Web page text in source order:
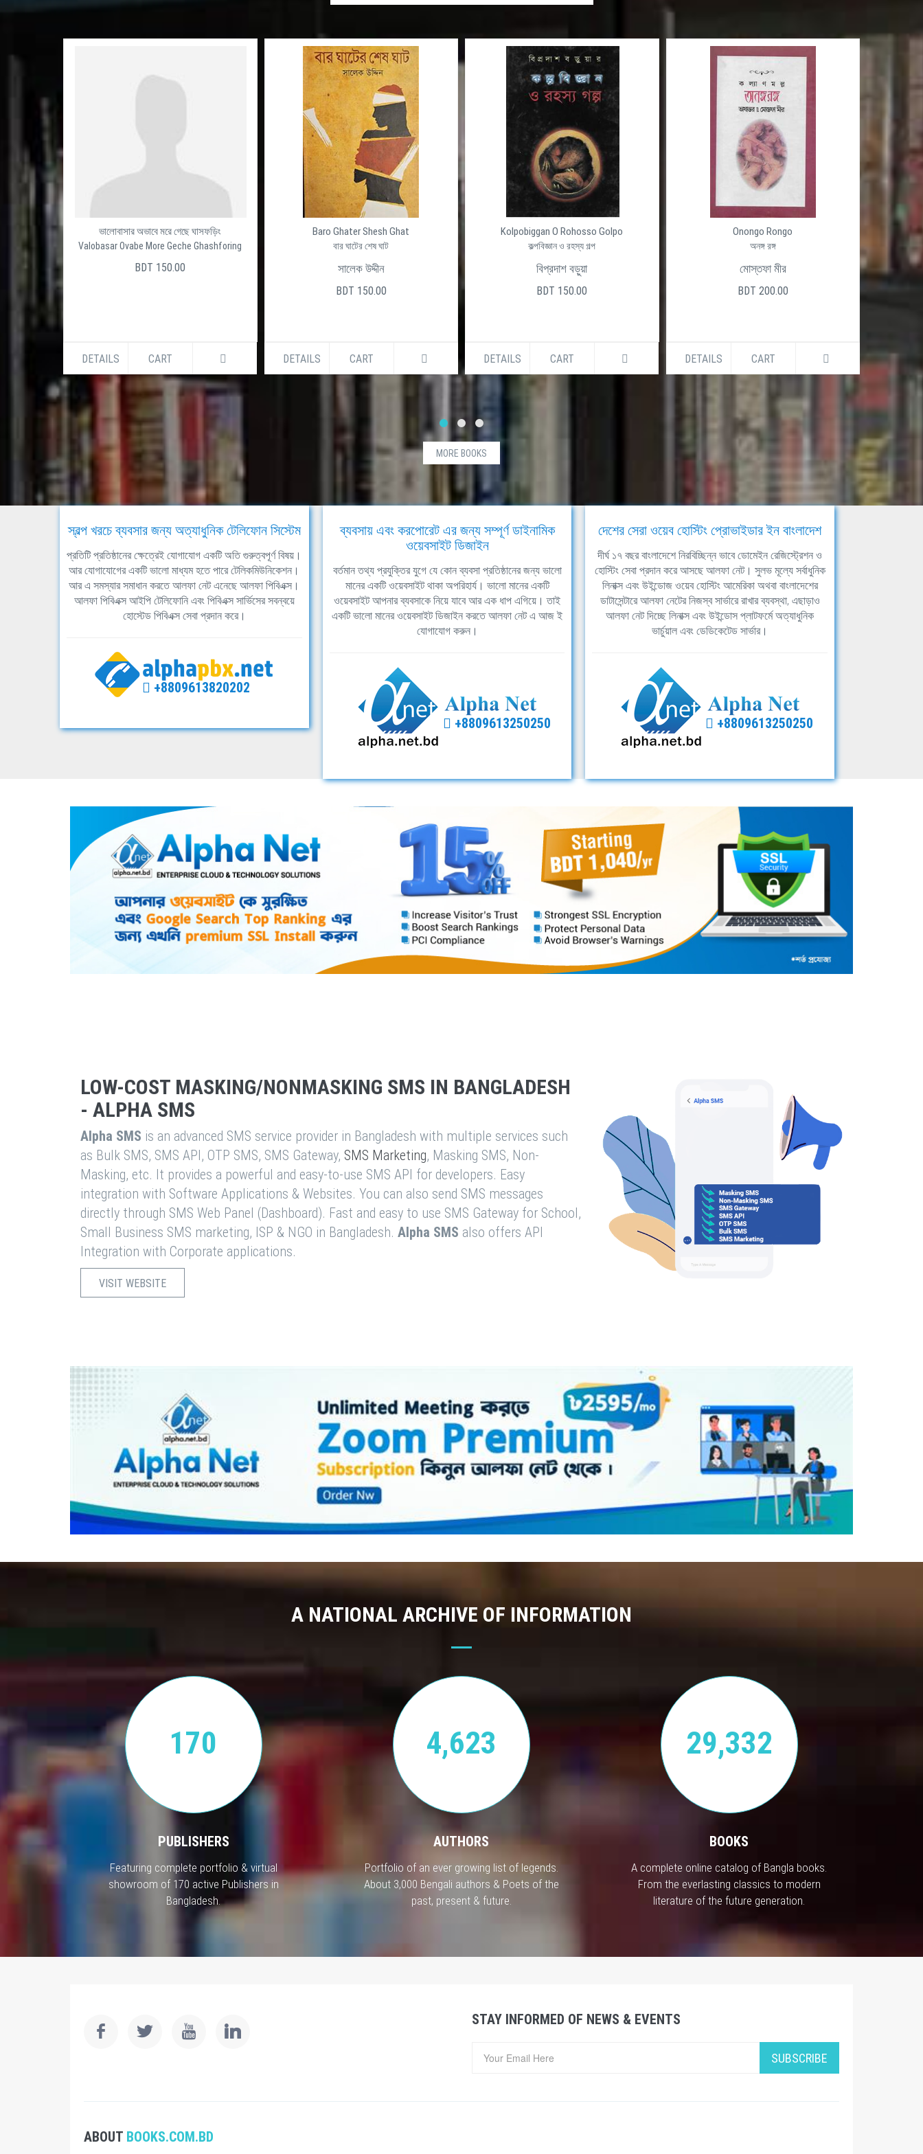
ভালোবাসার অভাবে মরে গেছে ঘাসফড়িং
Valobasar Ovabe More Geche Ghashforing
BDT 150.00
DETAILS CART
Baro Ghater Shesh Ghat
বার ঘাটের শেষ ঘাট
সালেক উদ্দীন
BDT 150.00
DETAILS CART
Kolpobiggan O Rohosso Golpo
কল্পবিজ্ঞান ও রহস্য গল্প
বিপ্রদাশ বড়ুয়া
BDT 150.00
DETAILS CART
Onongo Rongo
অনঙ্গ রঙ্গ
মোস্তফা মীর
BDT 200.00
DETAILS CART
MORE BOOKS
স্বল্প খরচে ব্যবসার জন্য অত্যাধুনিক টেলিফোন সিস্টেম
প্রতিটি প্রতিষ্ঠানের ক্ষেত্রেই যোগাযোগ একটি অতি গুরুত্বপূর্ণ বিষয়।
আর যোগাযোগের একটি ভালো মাধ্যম হতে পারে টেলিকমিউনিকেশন।
আর এ সমস্যার সমাধান করতে আলফা নেট এনেছে আলফা পিবিএক্স।
আলফা পিবিএক্স আইপি টেলিফোনি এবং পিবিএক্স সার্ভিসের সবন্বয়ে
হোস্টেড পিবিএক্স সেবা প্রদান করে।
+8809613820202
ব্যবসায় এবং করপোরেট এর জন্য সম্পূর্ণ ডাইনামিক
ওয়েবসাইট ডিজাইন
বর্তমান তথ্য প্রযুক্তির যুগে যে কোন ব্যবসা প্রতিষ্ঠানের জন্য ভালো
মানের একটি ওয়েবসাইট থাকা অপরিহার্য। ভালো মানের একটি
ওয়েবসাইট আপনার ব্যবসাকে নিয়ে যাবে আর এক ধাপ এগিয়ে। তাই
একটি ভালো মানের ওয়েবসাইট ডিজাইন করতে আলফা নেট এ আজ ই
যোগাযোগ করুন।
+8809613250250
দেশের সেরা ওয়েব হোস্টিং প্রোভাইডার ইন বাংলাদেশ
দীর্ঘ ১৭ বছর বাংলাদেশে নিরবিচ্ছিন্ন ভাবে ডোমেইন রেজিস্ট্রেশন ও
হোস্টিং সেবা প্রদান করে আসছে আলফা নেট। সুলভ মূল্যে সর্বাধুনিক
লিনাক্স এবং উইন্ডোজ ওয়েব হোস্টিং আমেরিকা অথবা বাংলাদেশের
ডাটাসেন্টারে আলফা নেটের নিজস্ব সার্ভারে রাখার ব্যবস্থা, এছাড়াও
আলফা নেট দিচ্ছে লিনাক্স এবং উইন্ডোস প্লাটফর্মে অত্যাধুনিক
ভার্চুয়াল এবং ডেডিকেটেড সার্ভার।
+8809613250250
LOW-COST MASKING/NONMASKING SMS IN BANGLADESH
- ALPHA SMS
Alpha SMS is an advanced SMS service provider in Bangladesh with multiple services such
as Bulk SMS, SMS API, OTP SMS, SMS Gateway, SMS Marketing, Masking SMS, Non-
Masking, etc. It provides a powerful and easy-to-use SMS API for developers. Easy
integration with Software Applications & Websites. You can also send SMS messages
directly through SMS Web Panel (Dashboard). Fast and easy to use SMS Gateway for School,
Small Business SMS marketing, ISP & NGO in Bangladesh. Alpha SMS also offers API
Integration with Corporate applications.
VISIT WEBSITE
A NATIONAL ARCHIVE OF INFORMATION
170
PUBLISHERS
Featuring complete portfolio & virtual
showroom of 170 active Publishers in
Bangladesh.
4,623
AUTHORS
Portfolio of an ever growing list of legends.
About 3,000 Bengali authors & Poets of the
past, present & future.
29,332
BOOKS
A complete online catalog of Bangla books.
From the everlasting classics to modern
literature of the future generation.
STAY INFORMED OF NEWS & EVENTS
SUBSCRIBE
ABOUT BOOKS.COM.BD